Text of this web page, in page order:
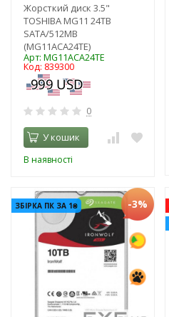
Жорсткий диск 3.5"
TOSHIBA MG11 24TB
SATA/512MB
(MG11ACA24TE)
Арт: MG11ACA24TE
Код: 839300
0
У кошик
В наявності
ЗБІРКА ПК ЗА 1₴ -3%